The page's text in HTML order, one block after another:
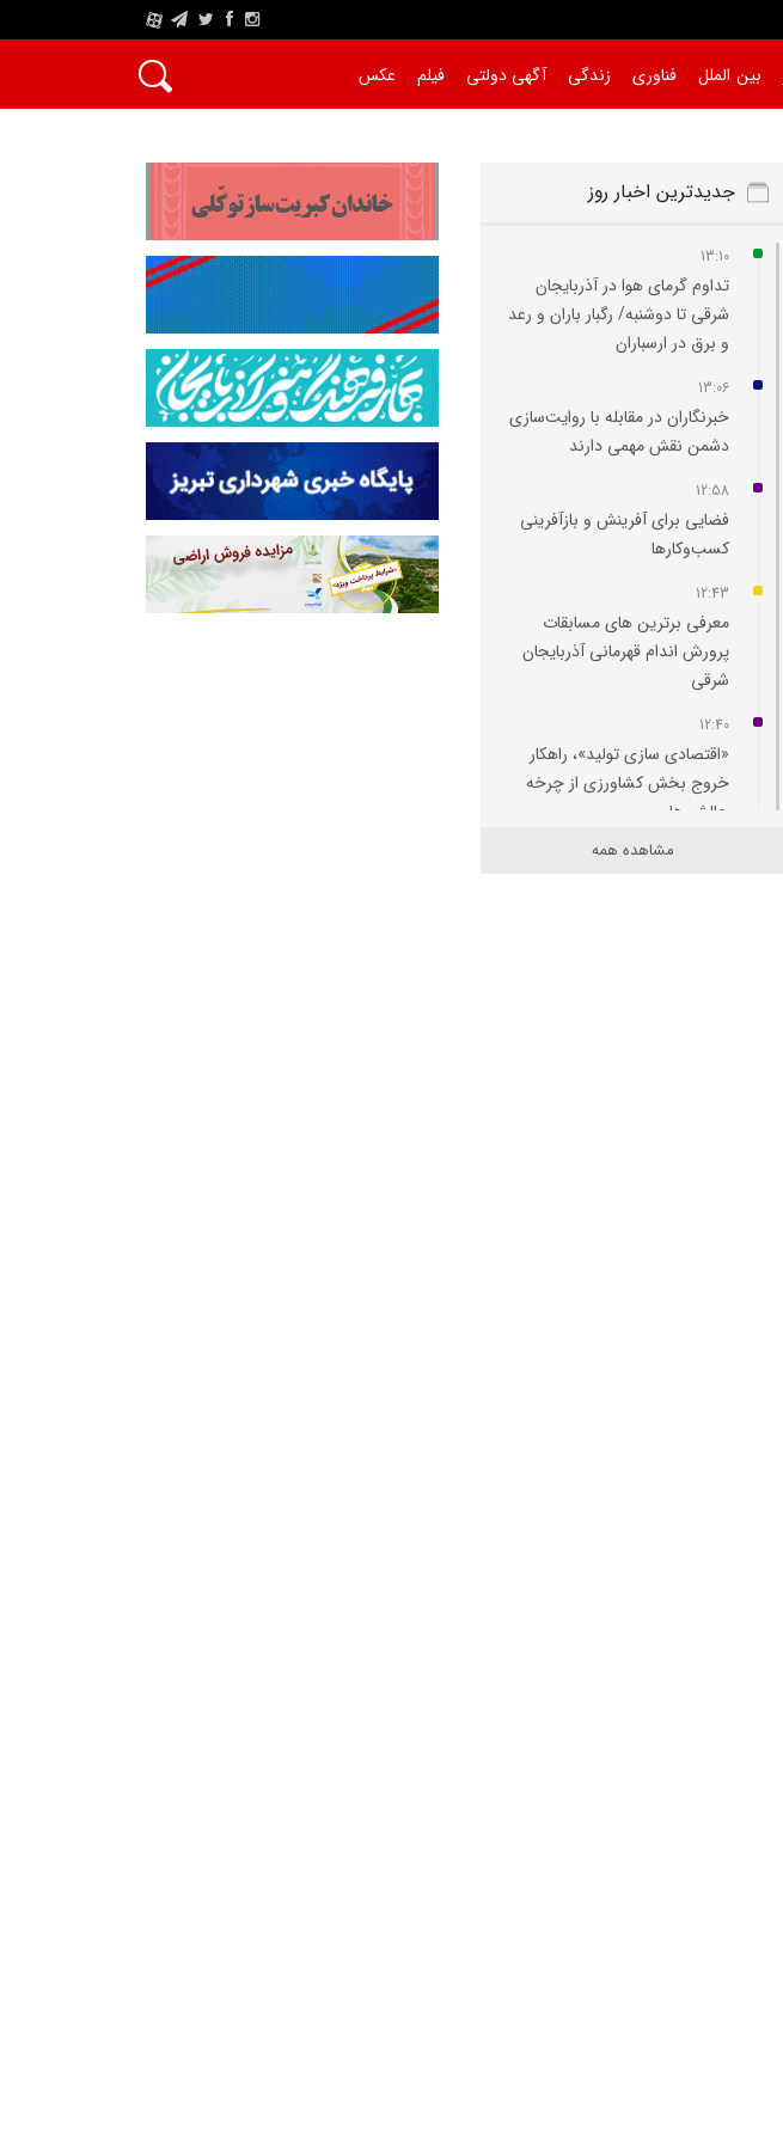
A
بین الملل فناوری زندگی آگهی دولتی فیلم عکس
جدیدترین اخبار روز
13:10
تداوم گرمای هوا در آذربایجان‌
شرقی تا دوشنبه/ رگبار باران و رعد
و برق در ارسباران
13:06
خبرنگاران در مقابله با روایت‌سازی
دشمن نقش مهمی دارند
12:58
فضایی برای آفرینش و بازآفرینی
کسب‌وکارها
12:43
معرفی برترین های مسابقات
پرورش اندام قهرمانی آذربایجان
شرقی
12:40
«اقتصادی‌ سازی تولید»، راهکار
خروج بخش کشاورزی از چرخه
چالش‌ ها
مشاهده همه